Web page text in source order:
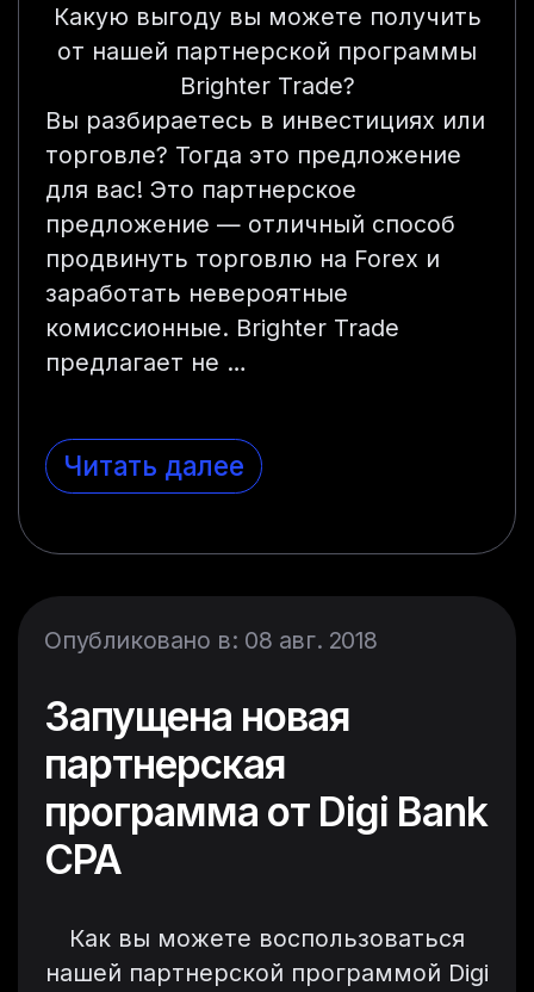
Какую выгоду вы можете получить
от нашей партнерской программы
Brighter Trade?
Вы разбираетесь в инвестициях или
торговле? Тогда это предложение
для вас! Это партнерское
предложение — отличный способ
продвинуть торговлю на Forex и
заработать невероятные
комиссионные. Brighter Trade
предлагает не …
Читать далее
Опубликовано в: 08 авг. 2018
Запущена новая
партнерская
программа от Digi Bank
CPA
Как вы можете воспользоваться
нашей партнерской программой Digi